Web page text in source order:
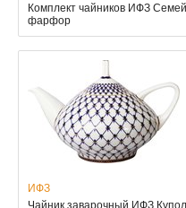
Комплект чайников ИФЗ
фарфор
ИФЗ
Чайник заварочный ИФЗ